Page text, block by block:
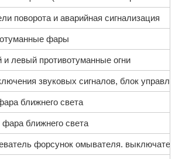
поворота и аварийная сигнализация
фары
и левый противотуманные огни
звуковых сигналов, блок
ближнего света
ближнего света
форсунок омывателя.